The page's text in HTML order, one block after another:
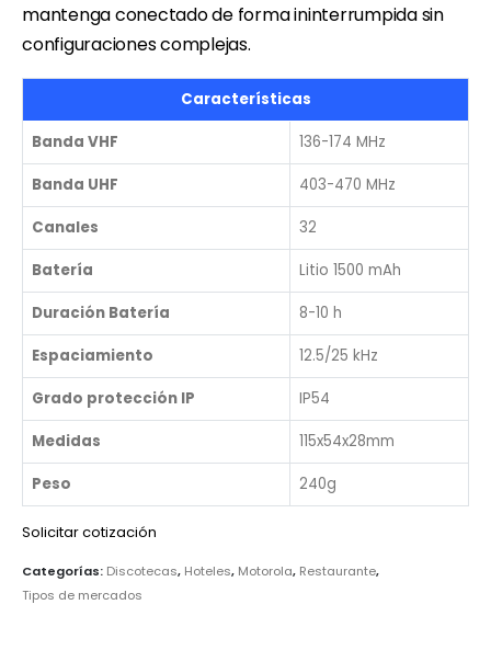
mantenga conectado de forma ininterrumpida sin
configuraciones complejas.
Características
Banda VHF 136-174 MHz
Banda UHF 403-470 MHz
Canales 32
Batería Litio 1500 mAh
Duración Batería 8-10 h
Espaciamiento 12.5/25 kHz
Grado protección IP IP54
Medidas 115x54x28mm
Peso 240g
Solicitar cotización
Categorías: Discotecas, Hoteles, Motorola, Restaurante,
Tipos de mercados